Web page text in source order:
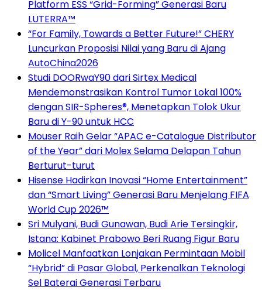
Platform ESS “Grid-Forming” Generasi Baru
LUTERRA™
“For Family, Towards a Better Future!” CHERY
Luncurkan Proposisi Nilai yang Baru di Ajang
AutoChina2026
Studi DOORwaY90 dari Sirtex Medical
Mendemonstrasikan Kontrol Tumor Lokal 100%
dengan SIR-Spheres®, Menetapkan Tolok Ukur
Baru di Y-90 untuk HCC
Mouser Raih Gelar “APAC e-Catalogue Distributor
of the Year” dari Molex Selama Delapan Tahun
Berturut-turut
Hisense Hadirkan Inovasi “Home Entertainment”
dan “Smart Living” Generasi Baru Menjelang FIFA
World Cup 2026™
Sri Mulyani, Budi Gunawan, Budi Arie Tersingkir,
Istana: Kabinet Prabowo Beri Ruang Figur Baru
Molicel Manfaatkan Lonjakan Permintaan Mobil
“Hybrid” di Pasar Global, Perkenalkan Teknologi
Sel Baterai Generasi Terbaru